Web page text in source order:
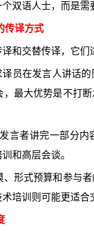
双语人士，而是需
传译方式
和交替传译，它们
译员在发言人讲话
最大优势是不打
发言者讲完一部分
和高层会谈。
形式预算和参与
培训则可能更适合